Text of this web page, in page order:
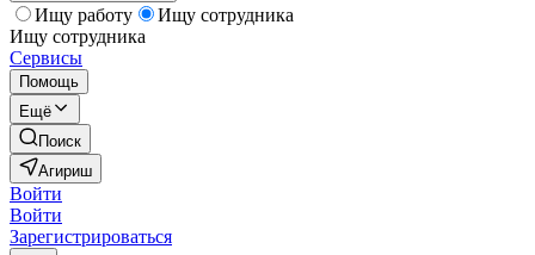
Ищу работу
Ищу сотрудника
Ищу сотрудника
Сервисы
Помощь
Ещё
Поиск
Агириш
Войти
Войти
Зарегистрироваться